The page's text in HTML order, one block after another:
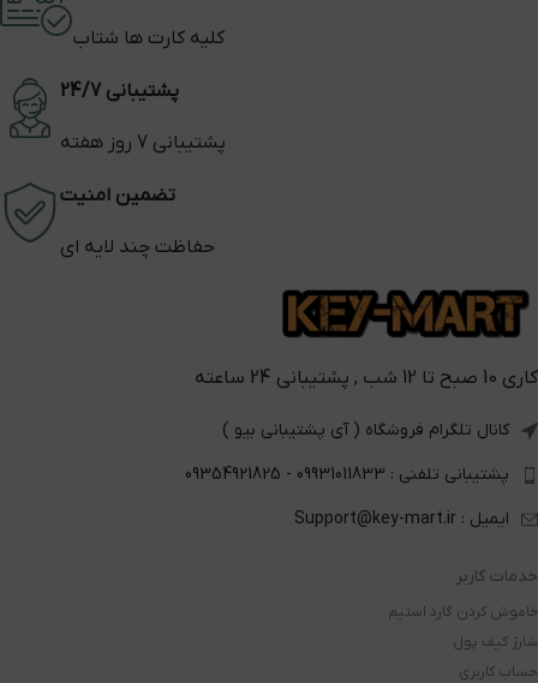
کلیه کارت ها شتاب
پشتیبانی 24/7
پشتیبانی 7 روز هفته
تضمین امنیت
حفاظت چند لایه ای
کاری 10 صبح تا 12 شب , پشتیبانی 24 ساعته
کانال تلگرام فروشگاه ( آی پشتیبانی بیو )
پشتیبانی تلفنی : 09931011833 - 09354921825
ایمیل : Support@key-mart.ir
خدمات کاربر
خاموش کردن گارد استیم
شارژ کیف پول
حساب کاربری